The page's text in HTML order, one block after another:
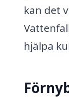
kan det
hjälpa